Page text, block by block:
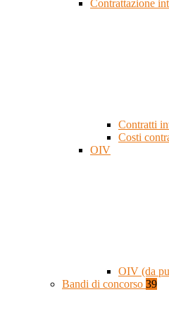
Contrattazione
Contratti
Costi
OIV
OIV (da
Bandi di concorso 39